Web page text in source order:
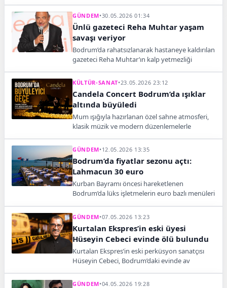
yitirdi.
GÜNDEM•30.05.2026 01:34
Ünlü gazeteci Reha Muhtar yaşam
savaşı veriyor
Bodrum’da rahatsızlanarak hastaneye kaldırılan
gazeteci Reha Muhtar’ın kalp yetmezliği
öğrenildi.
KÜLTÜR-SANAT•23.05.2026 23:12
Candela Concert Bodrum’da ışıklar
altında büyüledi
Mum ışığıyla hazırlanan özel sahne atmosferi,
klasik müzik ve modern düzenlemelerle
yaşattı.
GÜNDEM•12.05.2026 13:35
Bodrum’da fiyatlar sezonu açtı:
Lahmacun 30 euro
Kurban Bayramı öncesi hareketlenen
Bodrum’da lüks işletmelerin euro bazlı menüleri
TL’ye yaklaşan konaklama ücretleri tartışma
GÜNDEM•07.05.2026 13:23
Kurtalan Ekspres’in eski üyesi
Hüseyin Cebeci evinde ölü bulundu
Kurtalan Ekspres’in eski perküsyon sanatçısı
Hüseyin Cebeci, Bodrum’daki evinde av
Sanatçının ölümüne ilişkin soruşturma sürüyor.
GÜNDEM•04.05.2026 19:28